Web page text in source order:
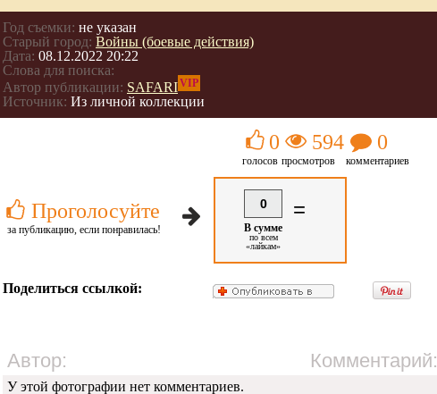
Год съемки: не указан
Старый город: Войны (боевые действия)
Дата: 08.12.2022 20:22
Слова для поиска:
Автор публикации: SAFARIVIP
Источник: Из личной коллекции
Проголосуйте
за публикацию, если понравилась!
0
голосов
594
просмотров
0
комментариев
0
В сумме
по всем
«лайкам»
=
Поделиться ссылкой:
Автор: Комментарий:
У этой фотографии нет комментариев.